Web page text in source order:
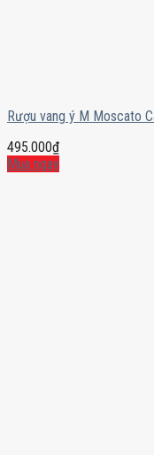
Rượu vang ý M Moscato
495.000₫
Mua ngay